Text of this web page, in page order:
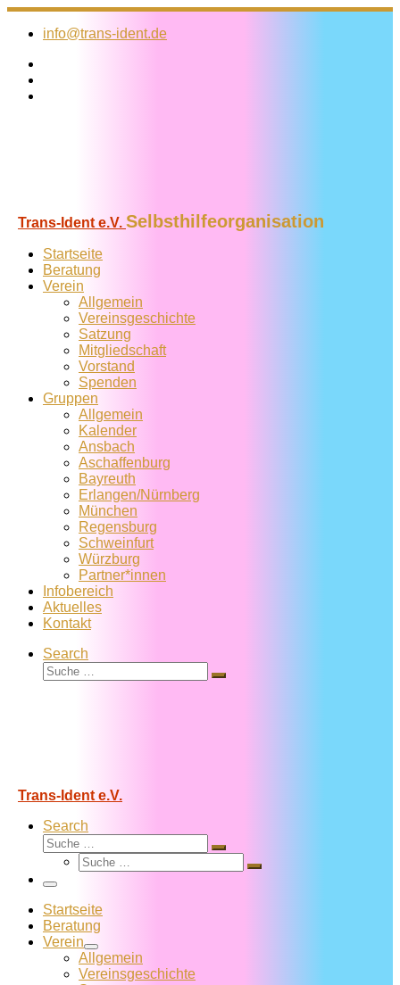
Zum
Inhalt
info@trans-ident.de
Trans-Ident e.V. Selbsthilfeorganisation
Startseite
Beratung
Verein
Allgemein
Vereins­geschichte
Satzung
Mitglied­schaft
Vorstand
Spenden
Gruppen
Allgemein
Kalender
Ansbach
Aschaffenburg
Bayreuth
Erlangen/Nürnberg
München
Regensburg
Schweinfurt
Würzburg
Partner*innen
Infobereich
Aktuelles
Kontakt
Search
Suche
Suche
Trans-Ident e.V.
Search
Suche
Suche
Suche
Suche
Menü
Startseite
Beratung
Verein
Allgemein
Vereins­geschichte